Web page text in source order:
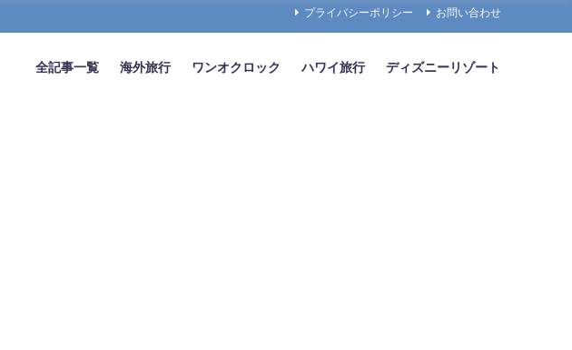
プライバシーポリシー お問い合わせ
全記事一覧 海外旅行 ワンオクロック ハワイ旅行 ディズニーリゾート